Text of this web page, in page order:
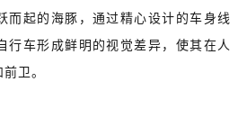
而起的海豚，通过精心设计的车身线
行车形成鲜明的视觉差异，使其在人
卫。